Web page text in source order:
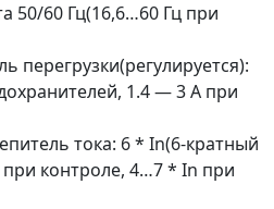
50/60 Гц(16,6…60 Гц при
перегрузки(регулируется):
1.4 — 3 А при
тока: 6 * In(6-кратный
контроле, 4…7 * In при